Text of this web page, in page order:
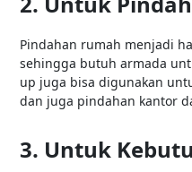
Pindahan rumah menjadi
sehingga butuh armada
up juga bisa digunakan
dan juga pindahan kantor
3. Untuk